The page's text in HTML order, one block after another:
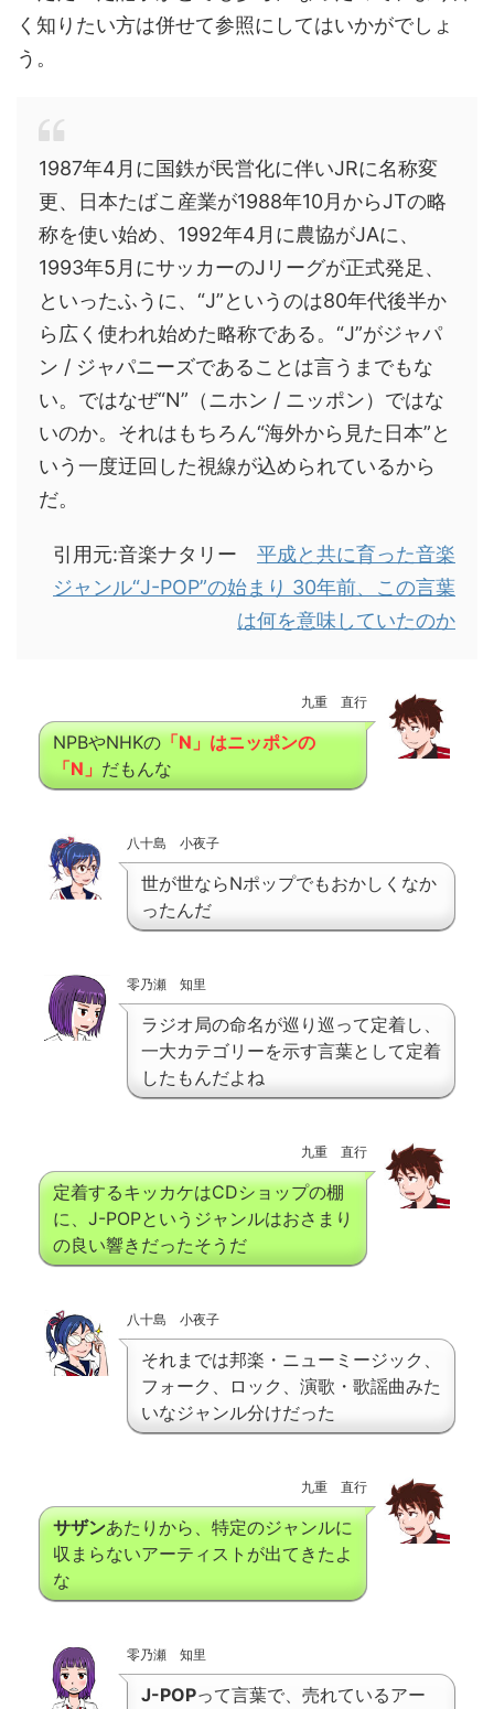
く知りたい方は併せて参照にしてはいかがでしょ
う。
1987年4月に国鉄が民営化に伴いJRに名称変
更、日本たばこ産業が1988年10月からJTの略
称を使い始め、1992年4月に農協がJAに、
1993年5月にサッカーのJリーグが正式発足、
といったふうに、“J”というのは80年代後半か
ら広く使われ始めた略称である。“J”がジャパ
ン / ジャパニーズであることは言うまでもな
い。ではなぜ“N”（ニホン / ニッポン）ではな
いのか。それはもちろん“海外から見た日本”と
いう一度迂回した視線が込められているから
だ。
引用元:音楽ナタリー 平成と共に育った音楽
ジャンル“J-POP”の始まり 30年前、この言葉
は何を意味していたのか
九重 直行
NPBやNHKの「N」はニッポンの
「N」 だもんな
八十島 小夜子
世が世ならNポップでもおかしくなか
ったんだ
零乃瀬 知里
ラジオ局の命名が巡り巡って定着し、
一大カテゴリーを示す言葉として定着
したもんだよね
九重 直行
定着するキッカケはCDショップの棚
に、J-POPというジャンルはおさまり
の良い響きだったそうだ
八十島 小夜子
それまでは邦楽・ニューミージック、
フォーク、ロック、演歌・歌謡曲みた
いなジャンル分けだった
九重 直行
サザンあたりから、特定のジャンルに
収まらないアーティストが出てきたよ
な
零乃瀬 知里
J-POPって言葉で、売れているアー